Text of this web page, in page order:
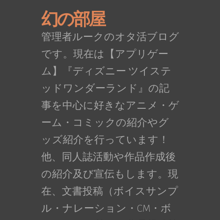
幻の部屋
管理者ルークのオタ活ブログ
です。現在は【アプリゲー
ム】『ディズニー ツイステ
ッドワンダーランド』の記
事を中心に好きなアニメ・ゲ
ーム・コミックの紹介やグ
ッズ紹介を行っています！
他、同人誌活動や作品作成後
の紹介及び宣伝もします。現
在、文書投稿（ボイスサンプ
ル・ナレーション・CM・ボ